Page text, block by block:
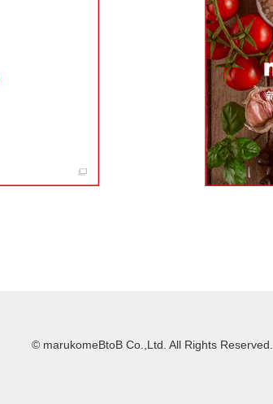
© marukomeBtoB Co.,Ltd. All Rights Reserved.